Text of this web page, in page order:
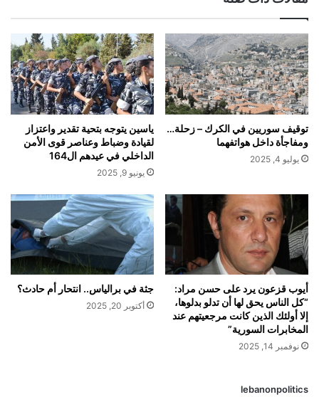
توقيف سوريين في الكرك – زحلة…
ومفاجأة داخل هواتفهما
يوليو 4, 2025
ياسين يتوجه بتحية تقدير واعتزاز
لقيادة وضباط وعناصر قوى الأمن
الداخلي في عيدهم ال164
يونيو 9, 2025
أيوب قزعون يرد على حسن مراد:
“كل الناس يحق لها أن تدلو بدلوها،
إلا أولئك الذين كانت مرجعيتهم عند
المخابرات السورية”
نوفمبر 14, 2025
جثة في برالياس.. انتحار أم حادث؟
أكتوبر 20, 2025
lebanonpolitics